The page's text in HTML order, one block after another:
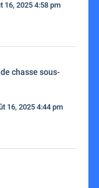
16, 2025 4:58 pm
chasse sous-
16, 2025 4:44 pm